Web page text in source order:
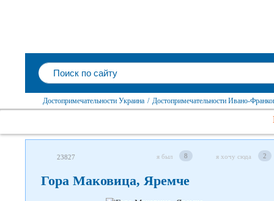
Достопримечательности Украина / Достопримечательности Ивано-
23827 я был 8 я хочу сюда 2
Гора Маковица, Яремче